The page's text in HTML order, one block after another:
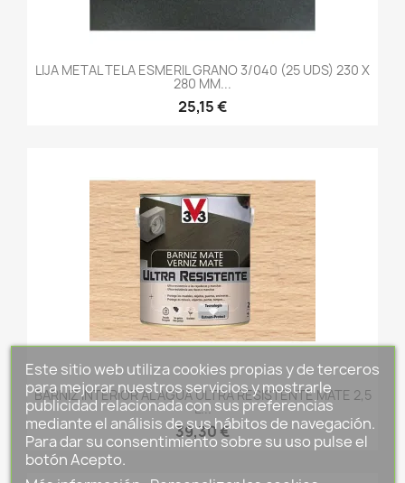
LIJA METAL TELA ESMERIL GRANO 3/040 (25 UDS) 230 X
280 MM...
25,15 €
BARNIZ INTERIOR AL AGUA ULTRA RESISTENTE MATE 2,5
L...
39,30 €
Este sitio web utiliza cookies propias y de terceros
para mejorar nuestros servicios y mostrarle
publicidad relacionada con sus preferencias
mediante el análisis de sus hábitos de navegación.
Para dar su consentimiento sobre su uso pulse el
botón Acepto.